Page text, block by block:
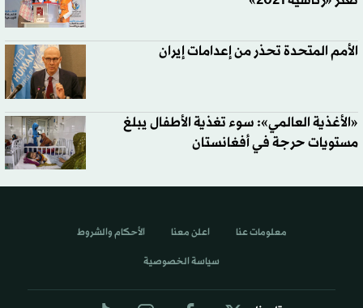
الأمم المتحدة تحذر من إعدامات إيران
«الأغذية العالمي»: سوء تغذية الأطفال يبلغ
مستويات حرجة في أفغانستان
معلومات عنا اعلن معنا الأحكام والشروط
سياسة الخصوصية